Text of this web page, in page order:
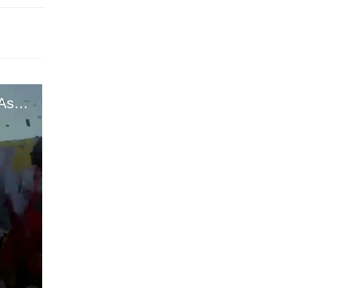
¡Real Sociedad se corona campeón de la Liga de Ascenso en Honduras!